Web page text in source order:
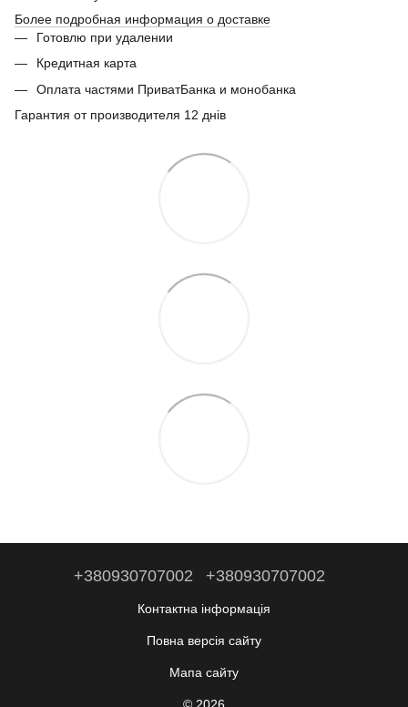
Более подробная информация о доставке
Готовлю при удалении
Кредитная карта
Оплата частями ПриватБанка и монобанка
Гарантия от производителя 12 днів
+380930707002 +380930707002
Контактна інформація
Повна версія сайту
Мапа сайту